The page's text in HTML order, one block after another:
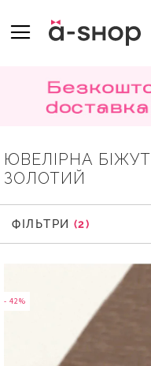
TO
CONTENT
ЮВЕЛІРНА
ЗОЛОТИЙ
- 42%
ФІЛЬТРИ
ФІЛЬТРИ